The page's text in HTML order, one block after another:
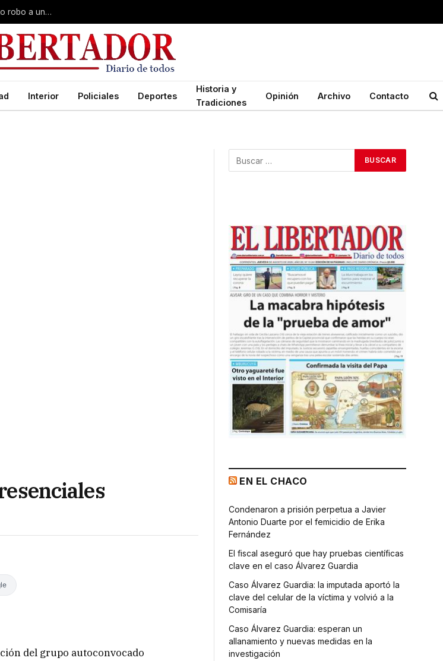
Curuzú Cuatiá: detuvieron a un séptimo implicado en el violento robo a una anciana
Interior Policiales Deportes
Historia y
Tradiciones
Opinión Archivo Contacto
del grupo autoconvocado
EN EL CHACO
Condenaron a prisión perpetua a Javier
Antonio Duarte por el femicidio de Erika
Fernández
El fiscal aseguró que hay pruebas científicas
clave en el caso Álvarez Guardia
Caso Álvarez Guardia: la imputada aportó la
clave del celular de la víctima y volvió a la
Comisaría
Caso Álvarez Guardia: esperan un
allanamiento y nuevas medidas en la
investigación